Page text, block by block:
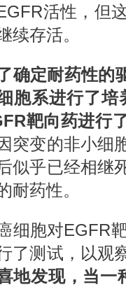
活性，但
续存活。
确定耐药性的
胞系进行了
靶向药进行
突变的非小细
似乎已经相继
耐药性。
细胞对EGFR
了测试，以观
地发现，当一